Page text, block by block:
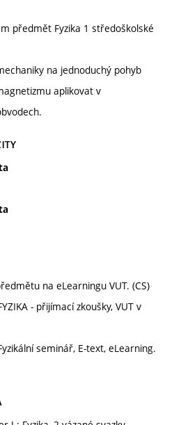
předmět Fyzika 1 středoškolské
na jednoduchý pohyb
aplikovat v
na eLearningu VUT. (CS)
- přijímací zkoušky, VUT v
seminář, E-text, eLearning.